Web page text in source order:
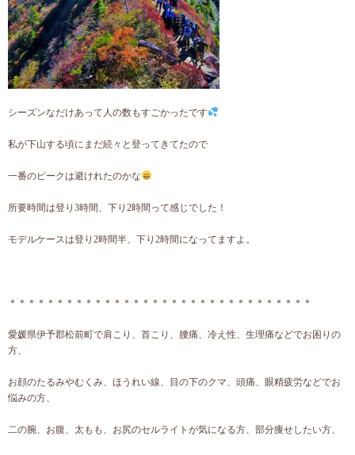
シーズンなだけあって人の数もすごかったです
私が下山する頃にまだ続々と登ってきてたので
一番のピークは避けれたのかな
所要時間は登り3時間、下り2時間って感じでした！
モデルケースは登り2時間半、下り2時間になってますよ。
＊＊＊＊＊＊＊＊＊＊＊＊＊＊＊＊＊＊＊＊＊＊＊＊＊＊＊＊＊＊＊＊
愛媛県伊予郡松前町で肩こり、首こり、腰痛、冷え性、生理痛などでお困りの
方、
お顔のたるみやむくみ、ほうれい線、目の下のクマ、頭痛、眼精疲労などでお
悩みの方、
二の腕、お腹、太もも、お尻のセルライトが気になる方、部分痩せしたい方、